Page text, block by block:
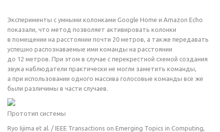
Эксперименты с умными колонками Google Home и Amazon Echo
показали, что метод позволяет активировать колонки
в помещении на расстоянии почти 20 метров, а также передавать
успешно распознаваемые ими команды на расстоянии
до 12 метров. При этом в случае с перекрестной схемой создания
звука наблюдатели практически не могли заметить команды,
а при использовании одного массива голосовые команды все же
были различимы в части случаев.
Прототип системы
Ryo Iijima et al. / IEEE Transactions on Emerging Topics in Computing,